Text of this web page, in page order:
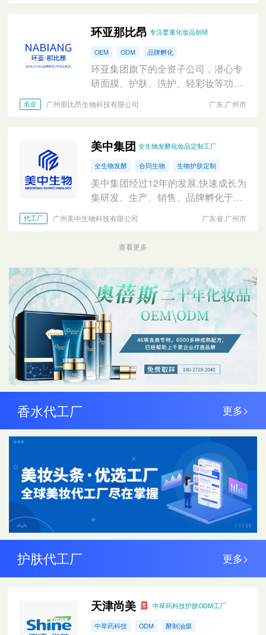
环亚那比昂 专注婴童化妆品创研
OEM ODM 品牌孵化
环亚集团旗下的全资子公司，潜心专
研面膜、护肤、洗护、轻彩妆等功效
台。
名企 广州那比昂生物科技有限公司 广东.广州市
美中集团 全生物发酵化妆品定制工厂
全生物发酵 合同生物 生物护肤定制
美中集团经过12年的发展,快速成长为
集研发、生产、销售、品牌孵化于一
有三个国家高新技术企业、两个省级
代工厂 广州美中生物科技有限公司 广东省.广州市
查看更多
香水代工厂 更多>
护肤代工厂 更多>
天津尚美 中草药科技护肤ODM工厂
中草药科技 ODM 酵制油膜